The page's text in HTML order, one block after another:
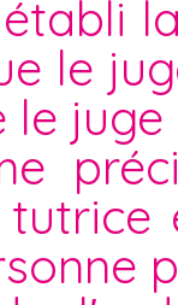
le
le